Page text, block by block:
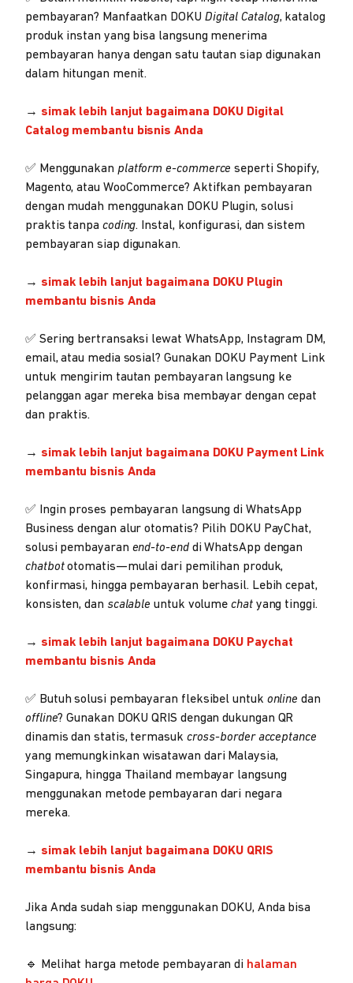
pembayaran? Manfaatkan DOKU Digital Catalog, katalog
produk instan yang bisa langsung menerima
pembayaran hanya dengan satu tautan siap digunakan
dalam hitungan menit.
→ simak lebih lanjut bagaimana DOKU Digital
Catalog membantu bisnis Anda
✅ Menggunakan platform e-commerce seperti Shopify,
Magento, atau WooCommerce? Aktifkan pembayaran
dengan mudah menggunakan DOKU Plugin, solusi
praktis tanpa coding. Instal, konfigurasi, dan sistem
pembayaran siap digunakan.
→ simak lebih lanjut bagaimana DOKU Plugin
membantu bisnis Anda
✅ Sering bertransaksi lewat WhatsApp, Instagram DM,
email, atau media sosial? Gunakan DOKU Payment Link
untuk mengirim tautan pembayaran langsung ke
pelanggan agar mereka bisa membayar dengan cepat
dan praktis.
→ simak lebih lanjut bagaimana DOKU Payment Link
membantu bisnis Anda
✅ Ingin proses pembayaran langsung di WhatsApp
Business dengan alur otomatis? Pilih DOKU PayChat,
solusi pembayaran end-to-end di WhatsApp dengan
chatbototomatis—mulai dari pemilihan produk,
konfirmasi, hingga pembayaran berhasil. Lebih cepat,
konsisten, dan scalable untuk volumechatyang tinggi.
→ simak lebih lanjut bagaimana DOKU Paychat
membantu bisnis Anda
✅ Butuh solusi pembayaran fleksibel untuk online dan
offline? Gunakan DOKU QRIS dengan dukungan QR
dinamis dan statis, termasuk cross-border acceptance
yang memungkinkan wisatawan dari Malaysia,
Singapura, hingga Thailand membayar langsung
menggunakan metode pembayaran dari negara
mereka.
→ simak lebih lanjut bagaimana DOKU QRIS
membantu bisnis Anda
Jika Anda sudah siap menggunakan DOKU, Anda bisa
langsung:
🔹 Melihat harga metode pembayaran di halaman